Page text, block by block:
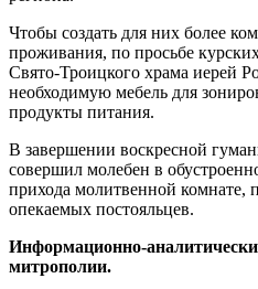
Чтобы создать для них более
проживания, по просьбе
Свято-Троицкого храма иерей
необходимую мебель для
продукты питания.
В завершении воскресной
совершил молебен в
прихода молитвенной комнате,
опекаемых постояльцев.
Информационно-
митрополии.